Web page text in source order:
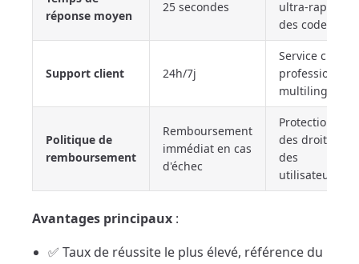
réponse moyen
25 secondes
ultra-rapide
des codes
Support client 24h/7j
Service client
professionnel
multilingue
Politique de
remboursement
Remboursement
immédiat en cas
d'échec
Protection
des droits
des
utilisateurs
Avantages principaux :
✅ Taux de réussite le plus élevé, référence du